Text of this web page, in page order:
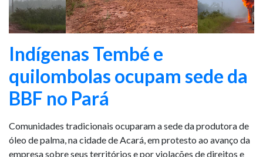
Indígenas Tembé e
quilombolas ocupam sede da
BBF no Pará
Comunidades tradicionais ocuparam a sede da produtora de
óleo de palma, na cidade de Acará, em protesto ao avanço da
empresa sobre seus territórios e por violações de direitos e